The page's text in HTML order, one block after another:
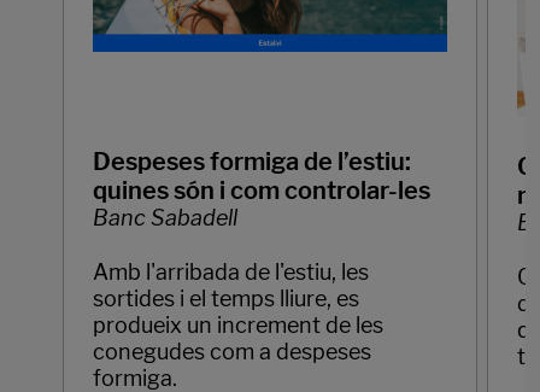
Despeses formiga de l’estiu:
quines són i com controlar-les
Banc Sabadell
Amb l'arribada de l'estiu, les
sortides i el temps lliure, es
produeix un increment de les
conegudes com a despeses
formiga.